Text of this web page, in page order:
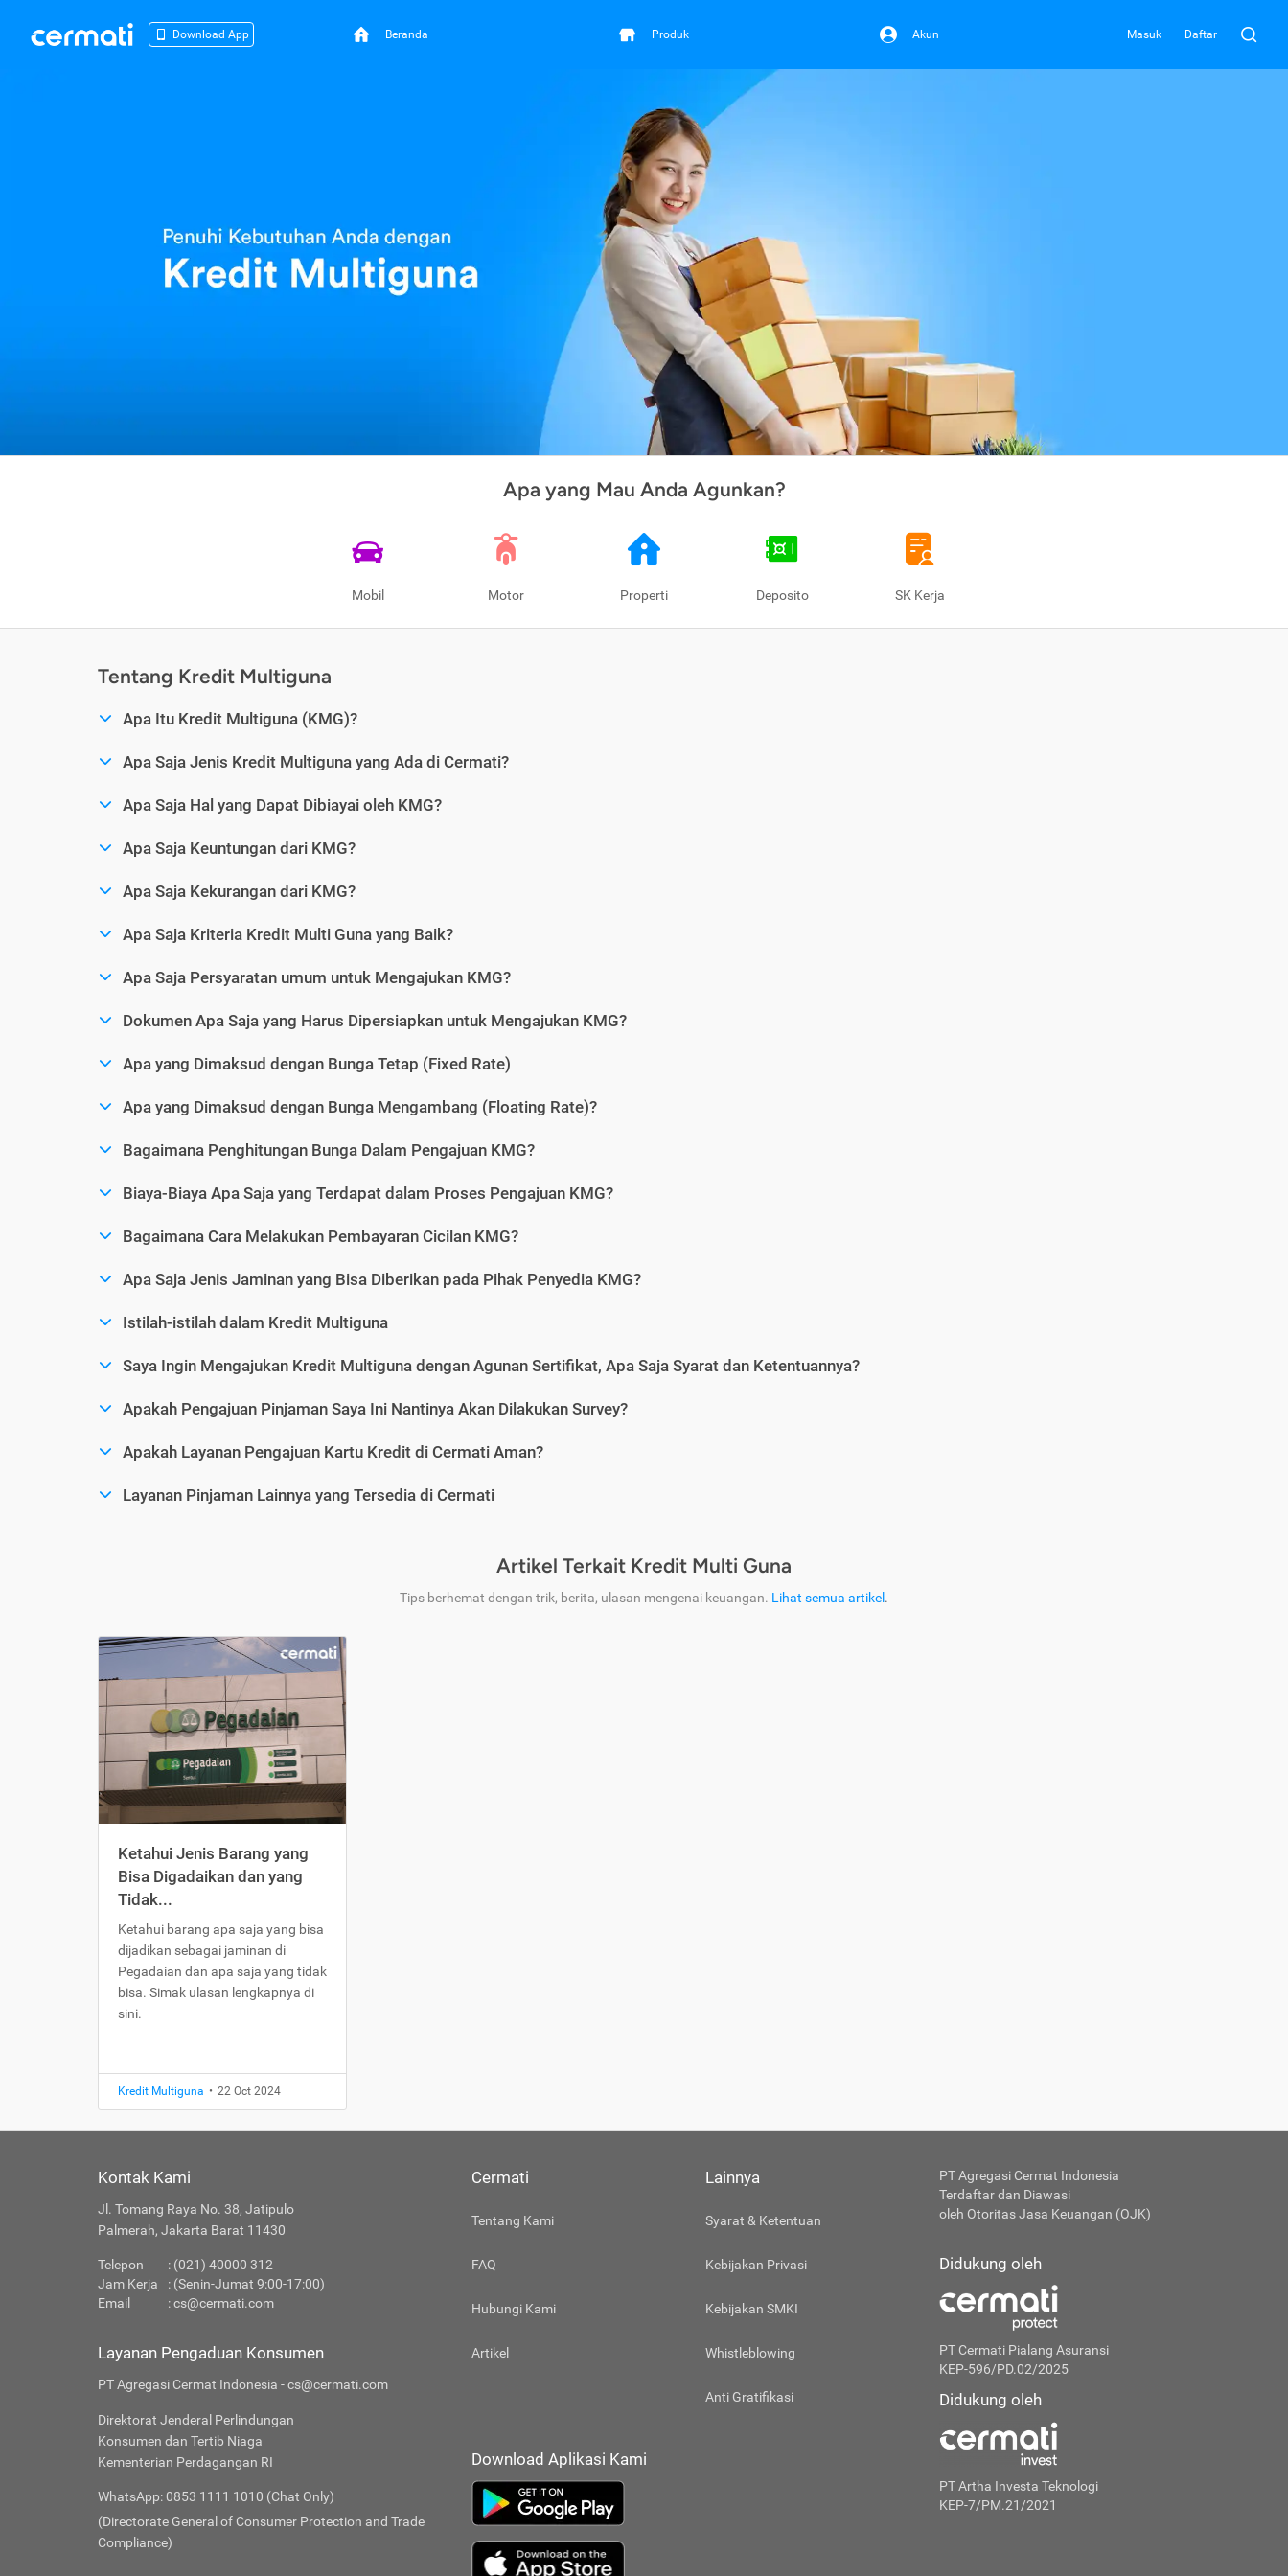
Download App Beranda Produk Akun Masuk Daftar
Apa yang Mau Anda Agunkan?
Mobil Motor Properti Deposito SK Kerja
Tentang Kredit Multiguna
Apa Itu Kredit Multiguna (KMG)?
Apa Saja Jenis Kredit Multiguna yang Ada di Cermati?
Apa Saja Hal yang Dapat Dibiayai oleh KMG?
Apa Saja Keuntungan dari KMG?
Apa Saja Kekurangan dari KMG?
Apa Saja Kriteria Kredit Multi Guna yang Baik?
Apa Saja Persyaratan umum untuk Mengajukan KMG?
Dokumen Apa Saja yang Harus Dipersiapkan untuk Mengajukan KMG?
Apa yang Dimaksud dengan Bunga Tetap (Fixed Rate)
Apa yang Dimaksud dengan Bunga Mengambang (Floating Rate)?
Bagaimana Penghitungan Bunga Dalam Pengajuan KMG?
Biaya-Biaya Apa Saja yang Terdapat dalam Proses Pengajuan KMG?
Bagaimana Cara Melakukan Pembayaran Cicilan KMG?
Apa Saja Jenis Jaminan yang Bisa Diberikan pada Pihak Penyedia KMG?
Istilah-istilah dalam Kredit Multiguna
Saya Ingin Mengajukan Kredit Multiguna dengan Agunan Sertifikat, Apa Saja Syarat dan Ketentuannya?
Apakah Pengajuan Pinjaman Saya Ini Nantinya Akan Dilakukan Survey?
Apakah Layanan Pengajuan Kartu Kredit di Cermati Aman?
Layanan Pinjaman Lainnya yang Tersedia di Cermati
Artikel Terkait Kredit Multi Guna
Tips berhemat dengan trik, berita, ulasan mengenai keuangan. Lihat semua artikel .
Ketahui Jenis Barang yang
Bisa Digadaikan dan yang
Tidak...
Ketahui barang apa saja yang bisa
dijadikan sebagai jaminan di
Pegadaian dan apa saja yang tidak
bisa. Simak ulasan lengkapnya di
sini.
Kredit Multiguna • 22 Oct 2024
Kontak Kami
Jl. Tomang Raya No. 38, Jatipulo
Palmerah, Jakarta Barat 11430
Telepon
: (021) 40000 312
Jam Kerja
: (Senin-Jumat 9:00-17:00)
Email
:cs@cermati.com
Layanan Pengaduan Konsumen
PT Agregasi Cermat Indonesia - cs@cermati.com
Direktorat Jenderal Perlindungan
Konsumen dan Tertib Niaga
Kementerian Perdagangan RI
WhatsApp: 0853 1111 1010 (Chat Only)
(Directorate General of Consumer Protection and Trade
Compliance)
Cermati
Tentang Kami
FAQ
Hubungi Kami
Artikel
Lainnya
Syarat & Ketentuan
Kebijakan Privasi
Kebijakan SMKI
Whistleblowing
Anti Gratifikasi
Download Aplikasi Kami
PT Agregasi Cermat Indonesia
Terdaftar dan Diawasi
oleh Otoritas Jasa Keuangan (OJK)
Didukung oleh
PT Cermati Pialang Asuransi
KEP-596/PD.02/2025
Didukung oleh
PT Artha Investa Teknologi
KEP-7/PM.21/2021